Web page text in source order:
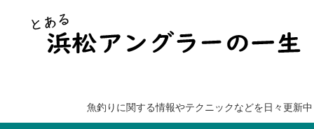
魚釣りに関する情報やテクニックなどを日々更新中